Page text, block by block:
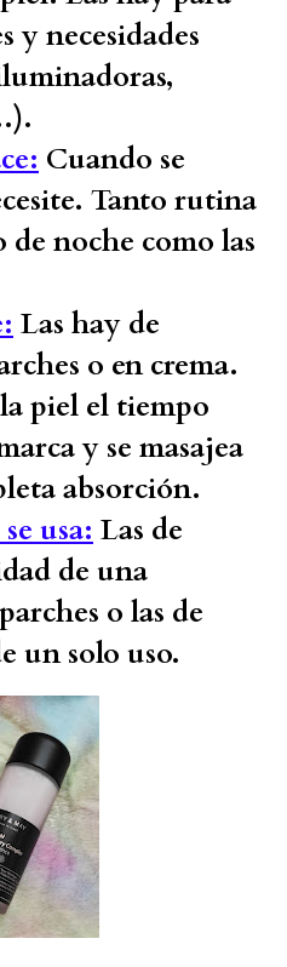
y necesidades
Cuando se
Tanto rutina
de noche como las
Las hay de
o en crema.
piel el tiempo
y se masajea
absorción.
usa: Las de
de una
o las de
un solo uso.